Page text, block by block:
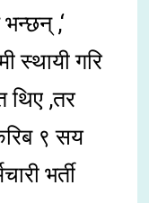
,‘
स्थायी गरि
थिए ,तर
९ सय
भर्ती